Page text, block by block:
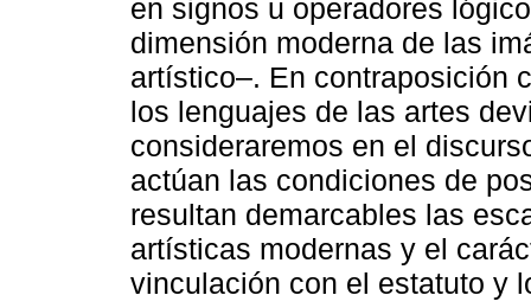
en signos u operadores
dimensión moderna de las
artístico–. En contraposición
los lenguajes de las artes
consideraremos en el
actúan las condiciones de
resultan demarcables las
artísticas modernas y el
vinculación con el estatuto y